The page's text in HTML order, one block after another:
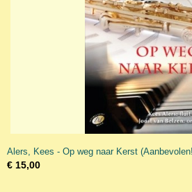
Alers, Kees - Op weg naar Kerst
€ 15,00